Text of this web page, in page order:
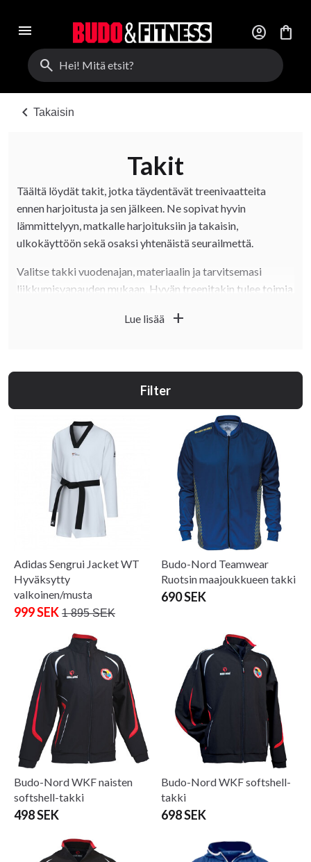
menu account_circle
shopping_bag
search
chevron_left Takaisin
Takit
Täältä löydät takit, jotka täydentävät treenivaatteita
ennen harjoitusta ja sen jälkeen. Ne sopivat hyvin
lämmittelyyn, matkalle harjoituksiin ja takaisin,
ulkokäyttöön sekä osaksi yhtenäistä seurailmettä.
Valitse takki vuodenajan, materiaalin ja tarvitsemasi
liikkumisvapauden mukaan. Hyvän treenitakin tulee toimia
toiminnallisuuden ja kestävyyden välillä.
Lue lisää add
Filter
Adidas Sengrui Jacket WT
Hyväksytty
valkoinen/musta
999 SEK 1 895 SEK
Budo-Nord Teamwear
Ruotsin maajoukkueen takki
690 SEK
Budo-Nord WKF naisten
softshell-takki
498 SEK
Budo-Nord WKF softshell-
takki
698 SEK